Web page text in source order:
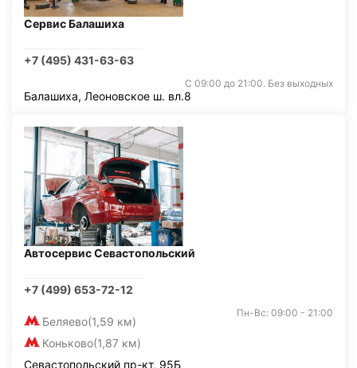
Сервис Балашиха
+7 (495) 431-63-63
С 09:00 до 21:00. Без выходных
Балашиха, Леоновское ш. вл.8
Автосервис Севастопольский
+7 (499) 653-72-12
Беляево(1,59 км)
Коньково(1,87 км)
Пн-Вс: 09:00 - 21:00
Севастопольский пр-кт, 95Б